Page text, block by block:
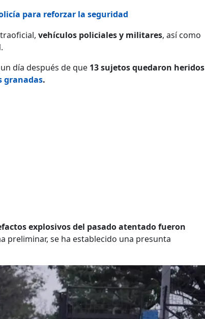
para reforzar la seguridad
vehículos policiales y militares, así como
día después de que 13 sujetos quedaron heridos
granadas.
explosivos del pasado atentado fueron
preliminar, se ha establecido una presunta